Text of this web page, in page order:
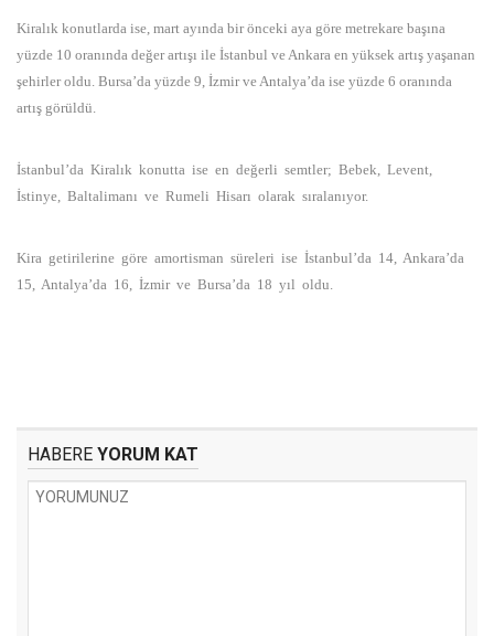
Kiralık konutlarda ise, mart ayında bir önceki aya göre metrekare başına
yüzde 10 oranında değer artışı ile İstanbul ve Ankara en yüksek artış yaşanan
şehirler oldu. Bursa’da yüzde 9, İzmir ve Antalya’da ise yüzde 6 oranında
artış görüldü.
İstanbul’da Kiralık konutta ise en değerli semtler; Bebek, Levent,
İstinye, Baltalimanı ve Rumeli Hisarı olarak sıralanıyor.
Kira getirilerine göre amortisman süreleri ise İstanbul’da 14, Ankara’da
15, Antalya’da 16, İzmir ve Bursa’da 18 yıl oldu.
HABERE YORUM KAT